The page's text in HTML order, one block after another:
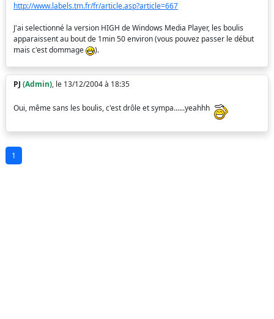
http://www.labels.tm.fr/fr/article.asp?article=667
J'ai selectionné la version HIGH de Windows Media Player, les boulis
apparaissent au bout de 1min 50 environ (vous pouvez passer le début
mais c'est dommage
).
PJ (Admin), le 13/12/2004 à 18:35
Oui, même sans les boulis, c'est drôle et sympa......yeahhh
1